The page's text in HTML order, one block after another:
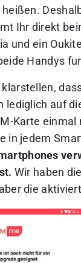
Ihr direkt
und ein
Handys
lediglich auf
Karte
in jedem
Wir haben
die